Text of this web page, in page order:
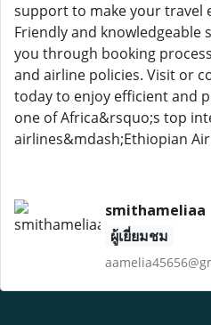
support to make your travel
Friendly and knowledgeable
you through booking
and airline policies. Visit or
today to enjoy efficient and
one of Africa&rsquo;s top
airlines&mdash;Ethiopian
smithameliaa
ผู้เยี่ยมชม